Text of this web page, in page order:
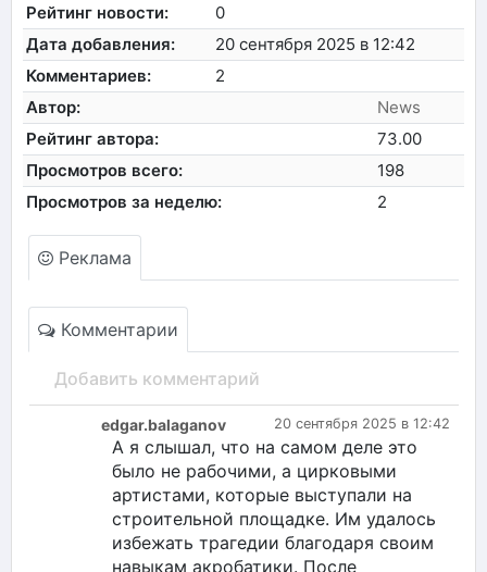
Рейтинг новости:
0
Дата добавления:
20 сентября 2025 в 12:42
Комментариев:
2
Автор:
News
Рейтинг автора:
73.00
Просмотров всего:
198
Просмотров за неделю:
2
Реклама
Комментарии
Добавить комментарий
20 сентября 2025 в 12:42
edgar.balaganov
А я слышал, что на самом деле это
было не рабочими, а цирковыми
артистами, которые выступали на
строительной площадке. Им удалось
избежать трагедии благодаря своим
навыкам акробатики. После